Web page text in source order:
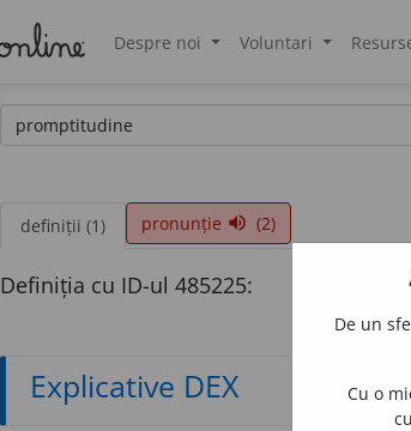
Despre noi Voluntari
definiții (1) pronunție volume_up (2)
Definiția cu ID-ul 485225:
Explicative DEX
De un
Cu o